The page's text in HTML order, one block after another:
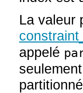
La valeur
appelé